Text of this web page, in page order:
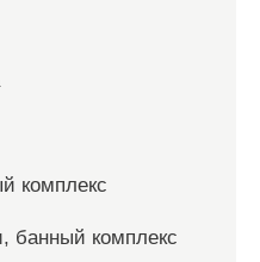
комплекс
банный комплекс